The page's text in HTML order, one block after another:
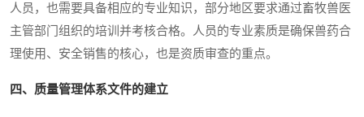
人员，也需要具备相应的专业知识，部分地区要求通过畜牧兽医
主管部门组织的培训并考核合格。人员的专业素质是确保兽药合
理使用、安全销售的核心，也是资质审查的重点。
四、质量管理体系文件的建立